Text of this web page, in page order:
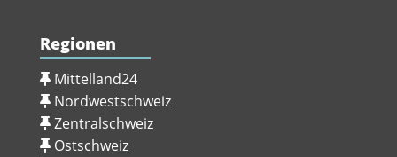
Regionen
Mittelland24
Nordwestschweiz
Zentralschweiz
Ostschweiz